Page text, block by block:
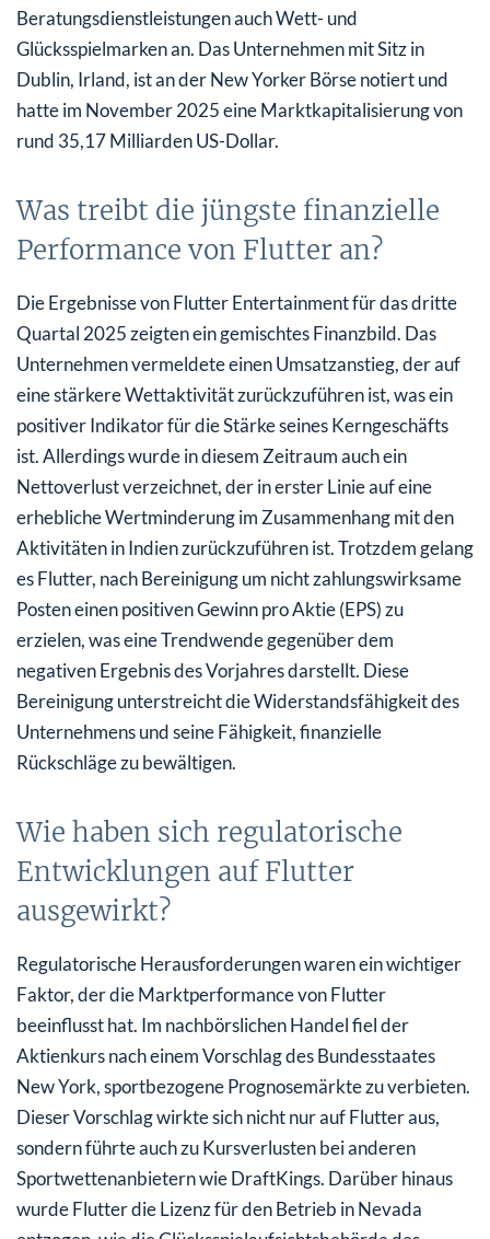
Beratungsdienstleistungen auch Wett- und
Glücksspielmarken an. Das Unternehmen mit Sitz in
Dublin, Irland, ist an der New Yorker Börse notiert und
hatte im November 2025 eine Marktkapitalisierung von
rund 35,17 Milliarden US-Dollar.
Was treibt die jüngste finanzielle
Performance von Flutter an?
Die Ergebnisse von Flutter Entertainment für das dritte
Quartal 2025 zeigten ein gemischtes Finanzbild. Das
Unternehmen vermeldete einen Umsatzanstieg, der auf
eine stärkere Wettaktivität zurückzuführen ist, was ein
positiver Indikator für die Stärke seines Kerngeschäfts
ist. Allerdings wurde in diesem Zeitraum auch ein
Nettoverlust verzeichnet, der in erster Linie auf eine
erhebliche Wertminderung im Zusammenhang mit den
Aktivitäten in Indien zurückzuführen ist. Trotzdem gelang
es Flutter, nach Bereinigung um nicht zahlungswirksame
Posten einen positiven Gewinn pro Aktie (EPS) zu
erzielen, was eine Trendwende gegenüber dem
negativen Ergebnis des Vorjahres darstellt. Diese
Bereinigung unterstreicht die Widerstandsfähigkeit des
Unternehmens und seine Fähigkeit, finanzielle
Rückschläge zu bewältigen.
Wie haben sich regulatorische
Entwicklungen auf Flutter
ausgewirkt?
Regulatorische Herausforderungen waren ein wichtiger
Faktor, der die Marktperformance von Flutter
beeinflusst hat. Im nachbörslichen Handel fiel der
Aktienkurs nach einem Vorschlag des Bundesstaates
New York, sportbezogene Prognosemärkte zu verbieten.
Dieser Vorschlag wirkte sich nicht nur auf Flutter aus,
sondern führte auch zu Kursverlusten bei anderen
Sportwettenanbietern wie DraftKings. Darüber hinaus
wurde Flutter die Lizenz für den Betrieb in Nevada